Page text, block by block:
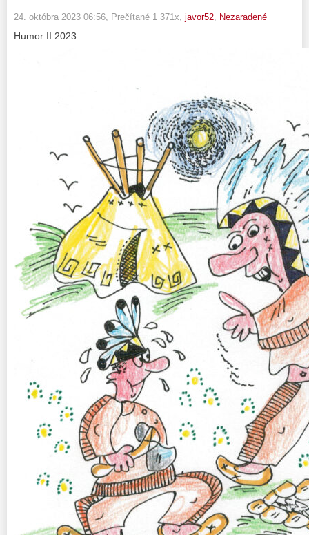
24. októbra 2023 06:56 , Prečítané 1 371x, javor52 Nezaradené
Humor II.2023